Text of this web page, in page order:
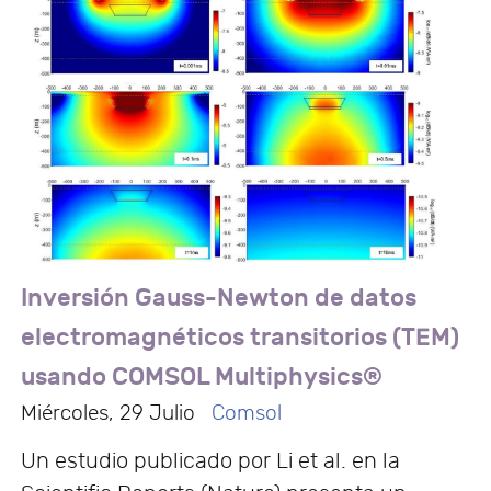
Inversión Gauss-Newton de datos
electromagnéticos transitorios (TEM)
usando COMSOL Multiphysics®
Miércoles, 29 Julio Comsol
Un estudio publicado por Li et al. en la